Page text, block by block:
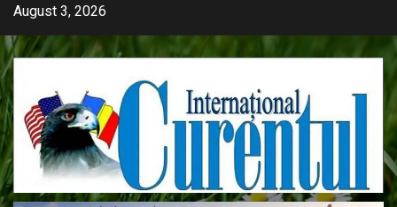
Skip
content
August 3, 2026